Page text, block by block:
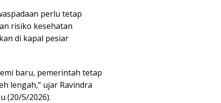
perlu tetap
risiko kesehatan
di kapal pesiar
baru, pemerintah tetap
lengah,” ujar Ravindra
(20/5/2026).